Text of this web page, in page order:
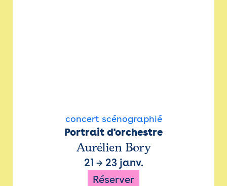
concert scénographié
Portrait d'orchestre
Aurélien Bory
21 → 23 janv.
Réserver